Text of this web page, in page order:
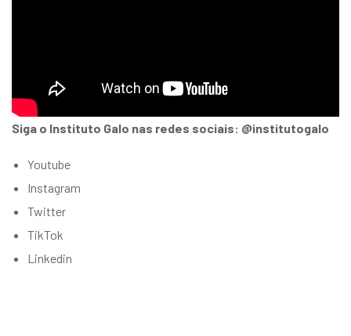
Siga o Instituto Galo nas redes sociais: @institutogalo
Youtube
Instagram
Twitter
TikTok
Linkedin